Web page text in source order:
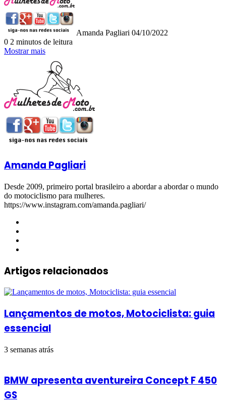
Amanda Pagliari 04/10/2022
0 2 minutos de leitura
Mostrar mais
Amanda Pagliari
Desde 2009, primeiro portal brasileiro a abordar a abordar o mundo
do motociclismo para mulheres.
https://www.instagram.com/amanda.pagliari/
Artigos relacionados
Lançamentos de motos, Motociclista: guia
essencial
3 semanas atrás
BMW apresenta aventureira Concept F 450
GS